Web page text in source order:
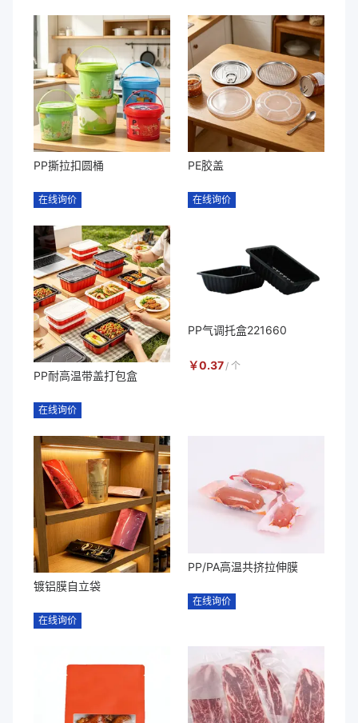
PP撕拉扣圆桶
在线询价
PE胶盖
在线询价
PP耐高温带盖打包盒
在线询价
PP气调托盒221660
￥0.37 / 个
镀铝膜自立袋
在线询价
PP/PA高温共挤拉伸膜
在线询价